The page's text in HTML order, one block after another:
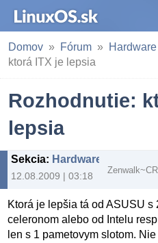
Domov Fórum
ktorá ITX je lepsia
Rozhodnutie:
lepsia
Sekcia: Hardware a Drivery
12.08.2009 | 03:18
Ktorá je lepšia tá od ASUSU s
celeronom alebo od Intelu
len s 1 pametovym slotom.